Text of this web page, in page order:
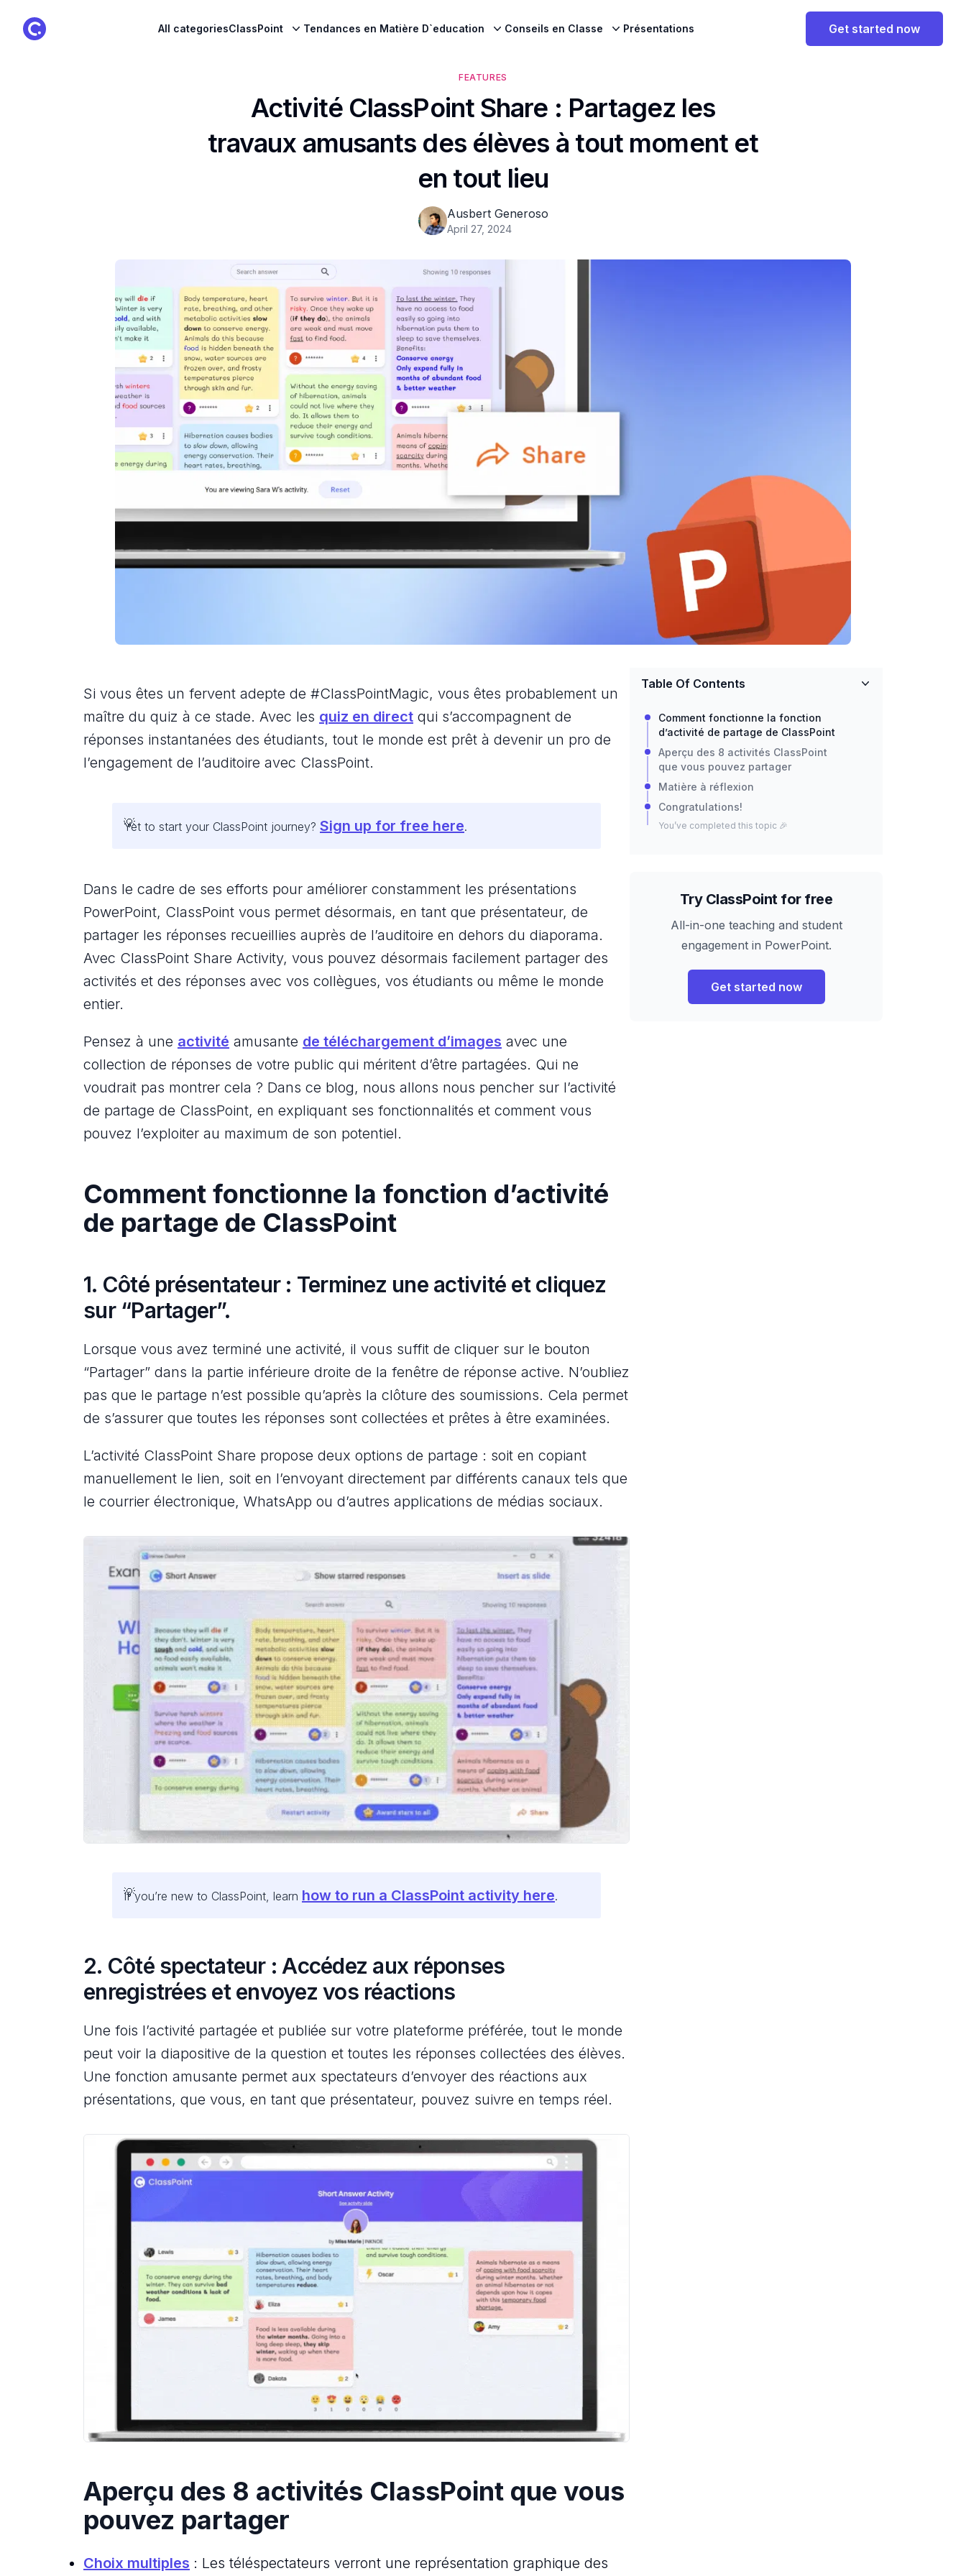
ClassPoint Logo All categoriesClassPoint Tendances en Matière D`education Conseils en Classe Présentations Get started now
FEATURES
Activité ClassPoint Share : Partagez les
travaux amusants des élèves à tout moment et
en tout lieu
Ausbert Generoso
April 27, 2024
Si vous êtes un fervent adepte de #ClassPointMagic, vous êtes probablement un
maître du quiz à ce stade. Avec les quiz en direct qui s’accompagnent de
réponses instantanées des étudiants, tout le monde est prêt à devenir un pro de
l’engagement de l’auditoire avec ClassPoint.
Yet to start your ClassPoint journey? Sign up for free here.
Dans le cadre de ses efforts pour améliorer constamment les présentations
PowerPoint, ClassPoint vous permet désormais, en tant que présentateur, de
partager les réponses recueillies auprès de l’auditoire en dehors du diaporama.
Avec ClassPoint Share Activity, vous pouvez désormais facilement partager des
activités et des réponses avec vos collègues, vos étudiants ou même le monde
entier.
Pensez à une activité amusante de téléchargement d’images avec une
collection de réponses de votre public qui méritent d’être partagées. Qui ne
voudrait pas montrer cela ? Dans ce blog, nous allons nous pencher sur l’activité
de partage de ClassPoint, en expliquant ses fonctionnalités et comment vous
pouvez l’exploiter au maximum de son potentiel.
Comment fonctionne la fonction d’activité
de partage de ClassPoint
1. Côté présentateur : Terminez une activité et cliquez
sur “Partager”.
Lorsque vous avez terminé une activité, il vous suffit de cliquer sur le bouton
“Partager” dans la partie inférieure droite de la fenêtre de réponse active. N’oubliez
pas que le partage n’est possible qu’après la clôture des soumissions. Cela permet
de s’assurer que toutes les réponses sont collectées et prêtes à être examinées.
L’activité ClassPoint Share propose deux options de partage : soit en copiant
manuellement le lien, soit en l’envoyant directement par différents canaux tels que
le courrier électronique, WhatsApp ou d’autres applications de médias sociaux.
If you’re new to ClassPoint, learn how to run a ClassPoint activity here.
2. Côté spectateur : Accédez aux réponses
enregistrées et envoyez vos réactions
Une fois l’activité partagée et publiée sur votre plateforme préférée, tout le monde
peut voir la diapositive de la question et toutes les réponses collectées des élèves.
Une fonction amusante permet aux spectateurs d’envoyer des réactions aux
présentations, que vous, en tant que présentateur, pouvez suivre en temps réel.
Aperçu des 8 activités ClassPoint que vous
pouvez partager
Choix multiples : Les téléspectateurs verront une représentation graphique des
Table Of Contents
Comment fonctionne la fonction
d’activité de partage de ClassPoint
Aperçu des 8 activités ClassPoint
que vous pouvez partager
Matière à réflexion
Congratulations!
You’ve completed this topic 🎉
Try ClassPoint for free
All-in-one teaching and student
engagement in PowerPoint.
Get started now